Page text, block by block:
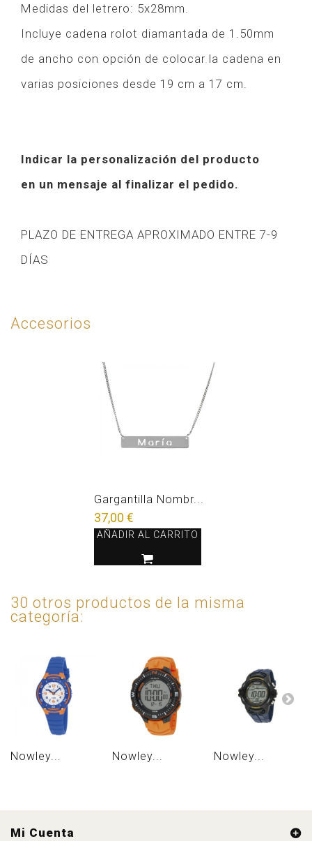
Medidas del letrero: 5x28mm.
Incluye cadena rolot diamantada de 1.50mm
de ancho con opción de colocar la cadena en
varias posiciones desde 19 cm a 17 cm.
Indicar la personalización del producto
en un mensaje al finalizar el pedido.
PLAZO DE ENTREGA APROXIMADO ENTRE 7-9
DÍAS
Accesorios
Gargantilla Nombr...
37,00 €
AÑADIR AL CARRITO
30 otros productos de la misma
categoría:
Nowley... Nowley... Nowley...
Mi Cuenta